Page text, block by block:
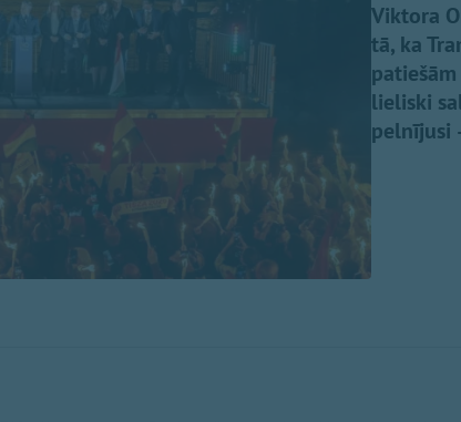
Viktora
tā, ka
lieliski
pelnījusi